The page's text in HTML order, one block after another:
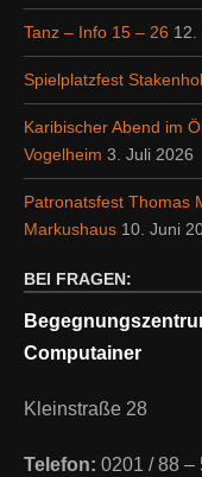
Tanz – Info 15 – 26 12.
Spielplatzfest
Karibischer Abend im
Vogelheim 3. Juli 2026
Patronatsfest Thomas
Markushaus 10. Juni
BEI FRAGEN:
Computainer
Kleinstraße 28
Telefon: 0201 / 88 –